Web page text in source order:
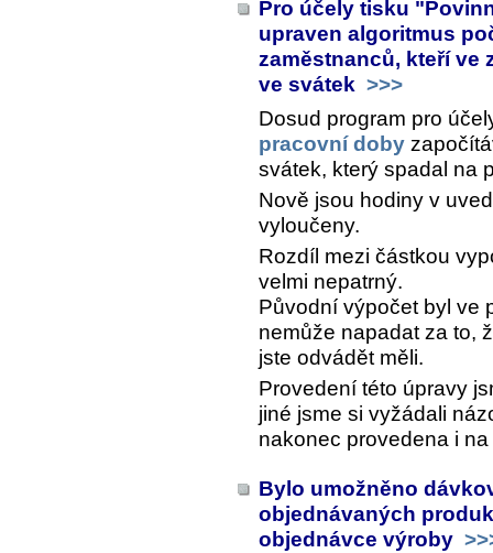
Pro účely tisku
upraven algoritmus
zaměstnanců, kteří ve
ve svátek >>>
Dosud program pro
pracovní doby
svátek, který spadal na
Nově jsou hodiny v
vyloučeny.
Rozdíl mezi částkou
velmi nepatrný.
Původní výpočet byl ve
nemůže napadat za to,
jste odvádět měli.
Provedení této úpravy
jiné jsme si vyžádali
nakonec provedena i
Bylo umožněno
objednávaných
objednávce výroby